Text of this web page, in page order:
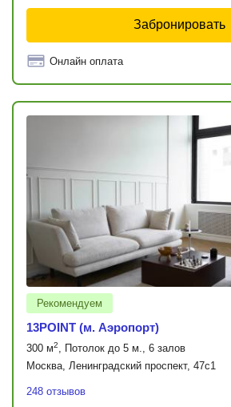
Забронировать
Онлайн оплата
Рекомендуем
13POINT (м. Аэропорт)
300 м2, Потолок до 5 м., 6 залов
Москва, Ленинградский проспект, 47с1
248 отзывов